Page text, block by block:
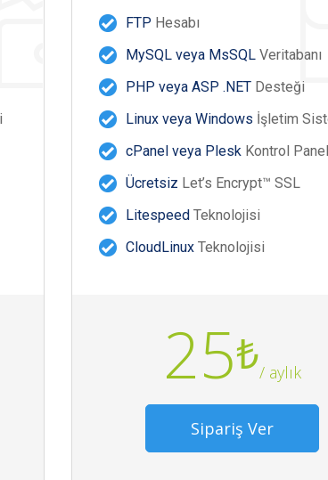
FTP Hesabı
MySQL veya MsSQL Veritabanı
PHP veya ASP .NET Desteği
Linux veya Windows İşletim
cPanel veya Plesk Kontrol
Ücretsiz Let’s Encrypt™ SSL
Litespeed Teknolojisi
CloudLinux Teknolojisi
25₺/ aylık
Sipariş Ver